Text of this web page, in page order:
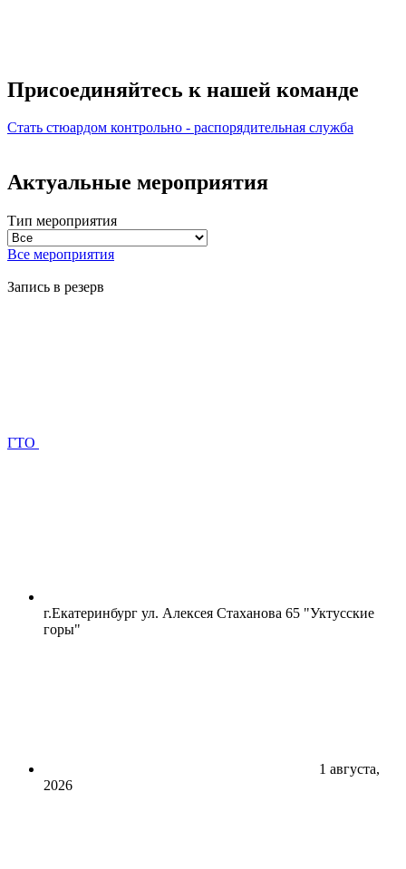
Присоединяйтесь к нашей команде
Стать стюардом контрольно - распорядительная служба
Актуальные мероприятия
Тип мероприятия
Все мероприятия
Запись в резерв
ГТО
г.Екатеринбург ул. Алексея Стаханова 65 "Уктусские
горы"
1 августа,
2026